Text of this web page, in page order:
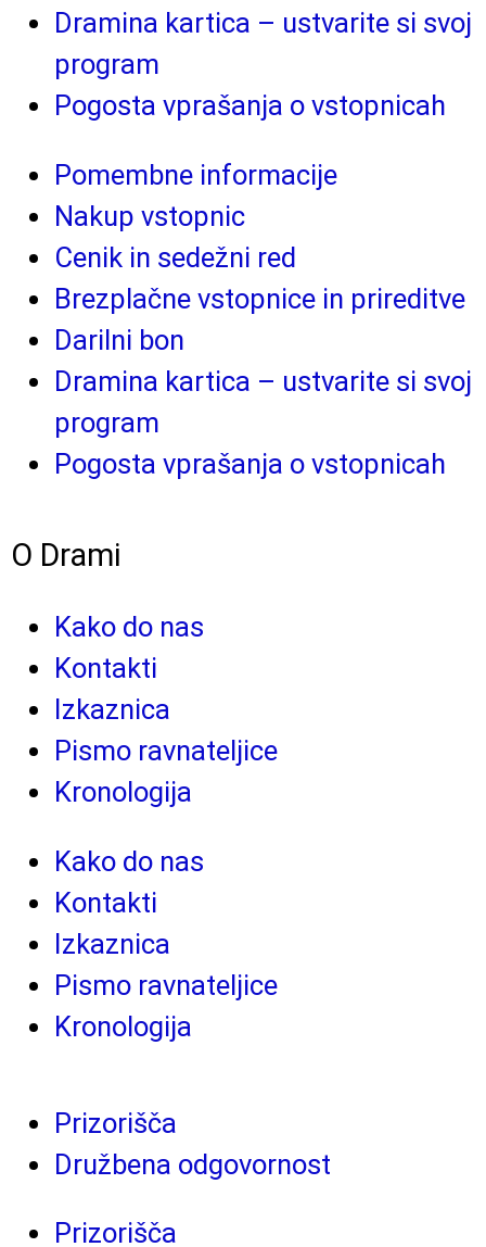
Dramina kartica – ustvarite si svoj
program
Pogosta vprašanja o vstopnicah
Pomembne informacije
Nakup vstopnic
Cenik in sedežni red
Brezplačne vstopnice in prireditve
Darilni bon
Dramina kartica – ustvarite si svoj
program
Pogosta vprašanja o vstopnicah
O Drami
Kako do nas
Kontakti
Izkaznica
Pismo ravnateljice
Kronologija
Kako do nas
Kontakti
Izkaznica
Pismo ravnateljice
Kronologija
Prizorišča
Družbena odgovornost
Prizorišča